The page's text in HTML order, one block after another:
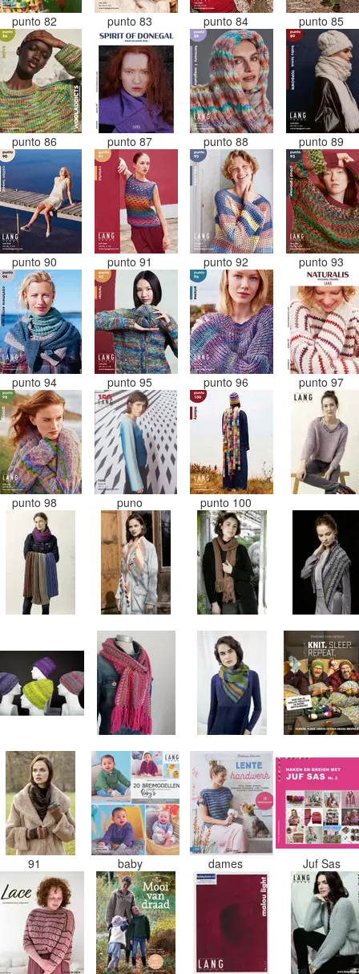
punto 82 punto 83 punto 84 punto 85
punto 86 punto 87 punto 88 punto 89
punto 90 punto 91 punto 92 punto 93
punto 94 punto 95 punto 96 punto 97
punto 98 puno punto 100
91 baby dames Juf Sas